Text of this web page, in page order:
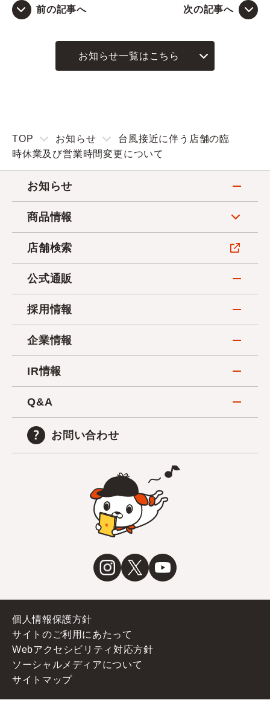
前の記事へ 次の記事へ
お知らせ一覧はこちら
TOP お知らせ
台風接近に伴う店舗の臨
時休業及び営業時間変更について
お知らせ
商品情報
店舗検索
公式通販
採用情報
企業情報
IR情報
Q&A
お問い合わせ
個人情報保護方針
サイトのご利用にあたって
Webアクセシビリティ対応方針
ソーシャルメディアについて
サイトマップ